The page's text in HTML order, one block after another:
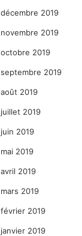
décembre 2019
novembre 2019
octobre 2019
septembre 2019
août 2019
juillet 2019
juin 2019
mai 2019
avril 2019
mars 2019
février 2019
janvier 2019